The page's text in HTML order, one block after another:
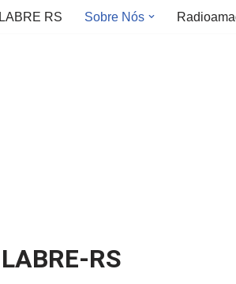
LABRE RS Sobre Nós
LABRE-RS